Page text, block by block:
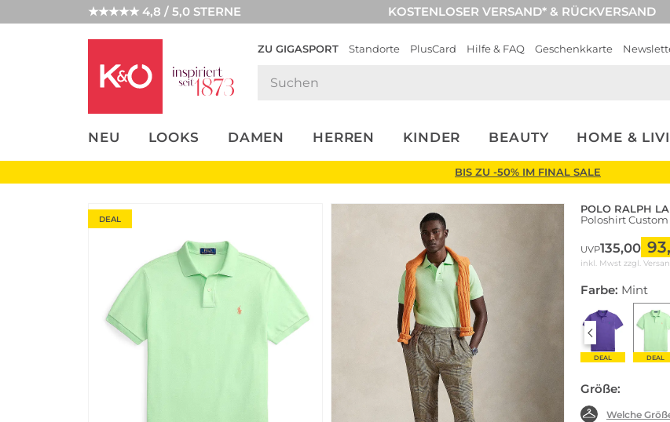
★★★★★ 4,8 / 5,0 STERNE KOSTENLOSER VERSAND* & RÜCKVERSAND
ZU GIGASPORT Standorte PlusCard Hilfe & FAQ Geschenkkarte
NEU LOOKS DAMEN HERREN KINDER BEAUTY HOME &
UNSERE APP
CLICK &
BIS ZU -50% IM FINAL SALE
DEAL
POLO RALPH
Poloshirt
UVP135,00
inkl. Mwst zzgl.
Farbe: Mint
DEAL DEAL DEAL
Größe:
Welche